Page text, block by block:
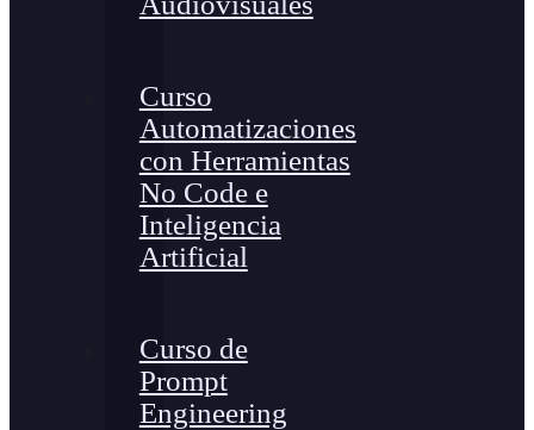
Curso
Automatizaciones
con Herramientas
No Code e
Inteligencia
Artificial
Curso de
Prompt
Engineering